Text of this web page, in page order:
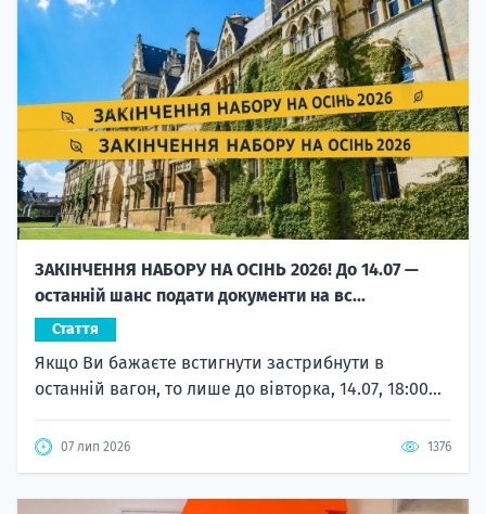
ЗАКІНЧЕННЯ НАБОРУ НА ОСІНЬ 2026! До 14.07 —
останній шанс подати документи на вс...
Стаття
Якщо Ви бажаєте встигнути застрибнути в
останній вагон, то лише до вівторка, 14.07, 18:00...
07 лип 2026 1376